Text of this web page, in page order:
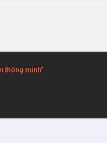
thông minh”